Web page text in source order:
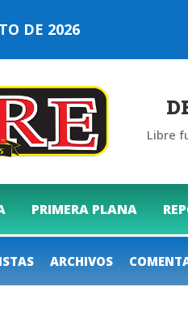
DE 2026
Libre
PRIMERA PLANA
ARCHIVOS